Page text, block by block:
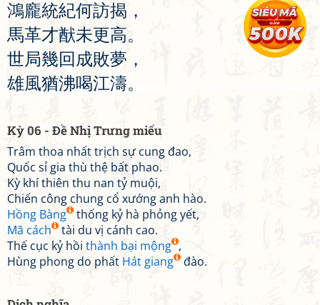
鴻龐統紀何訪揭 ，
馬革才猷未更高。
世局幾回 成敗夢 ，
雄風猶沸喝江濤。
Kỳ 06 - Đề Nhị Trưng miếu
Trâm thoa nhất trịch sự cung đao,
Quốc sỉ gia thù thệ bất phao.
Kỳ khí thiên thu nan tỷ muội,
Chiến công chung cổ xướng anh hào.
Hồng Bàng
thống kỷ hà phỏng yết,
Mã cách
tài du vị cánh cao.
Thế cục kỷ hồi thành bại mộng ,
Hùng phong do phất Hát giang đào.